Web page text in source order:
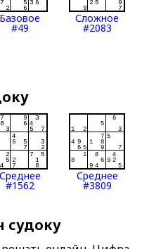
Базовое
#49
Сложное
#2083
Среднее
#1562
Среднее
#3809
судоку